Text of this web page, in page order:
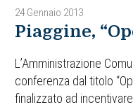
24 Gennaio 2013
Piaggine,
L’Amministrazione
conferenza dal titolo
finalizzato ad